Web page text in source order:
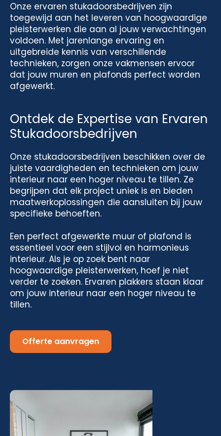
Onze ervaren stukadoorsbedrijven zijn
toegewijd aan het leveren van hoogwaardige
pleisterwerken die aan al jouw verwachtingen
voldoen. Met jarenlange ervaring en
uitgebreide kennis van verschillende
technieken, zorgen onze vakmensen ervoor
dat jouw muren en plafonds perfect worden
afgewerkt.
Ontdek de Expertise van Ervaren
Stukadoorsbedrijven
Onze stukadoorsbedrijven beschikken over de
juiste vaardigheden en technieken om jouw
interieur naar een hoger niveau te tillen. Ze
begrijpen dat elk project uniek is en bieden
maatwerkoplossingen die aansluiten bij jouw
specifieke behoeften.
Een perfect afgewerkte muur of plafond is
essentieel voor een stijlvol en harmonieus
interieur. Als je op zoek bent naar
hoogwaardige pleisterwerken, hoef je niet
verder te zoeken. Ervaren plakkers staan klaar
om jouw interieur naar een hoger niveau te
tillen.
Offerte aanvragen